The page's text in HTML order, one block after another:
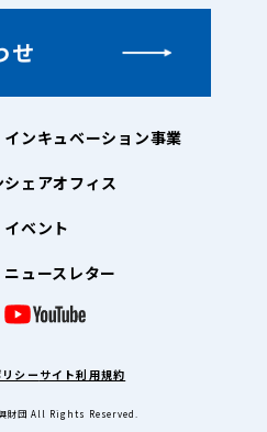
せ
インキュベーション事業
シェアオフィス
イベント
ニュースレター
シー サイト利用規約
財団 All Rights Reserved.